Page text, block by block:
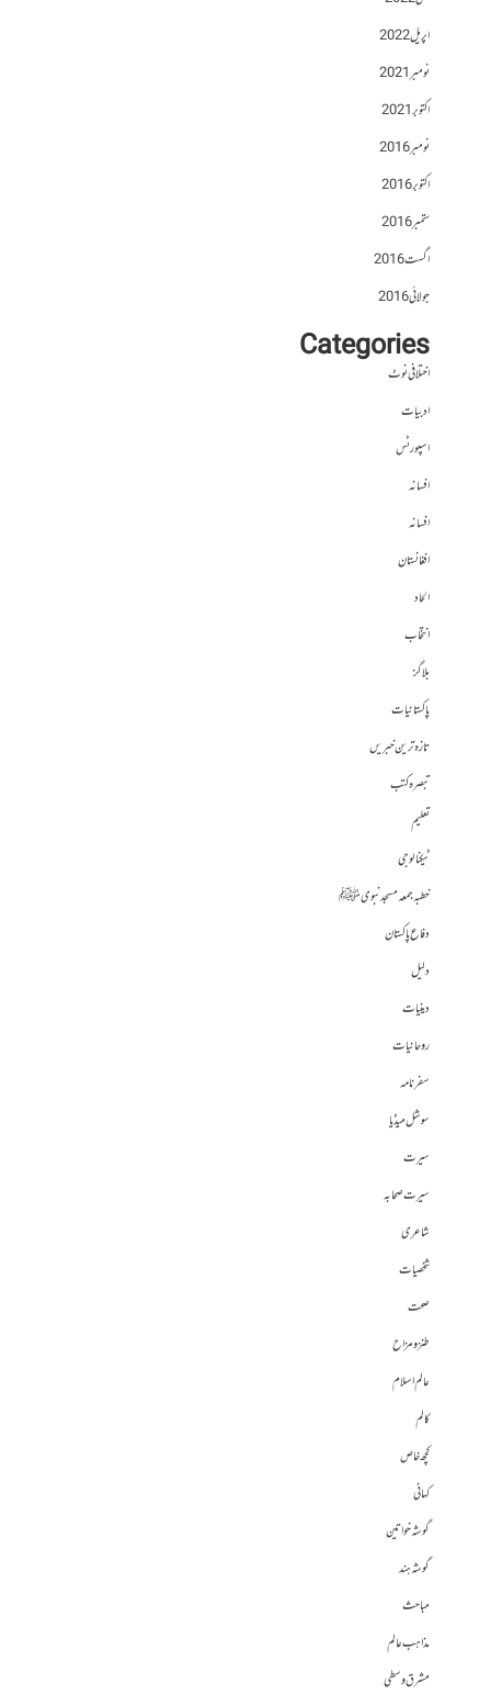
اپریل 2022
نومبر 2021
اکتوبر 2021
نومبر 2016
اکتوبر 2016
ستمبر 2016
اگست 2016
جولائی 2016
Categories
اختلافی نوٹ
ادبیات
اسپورٹس
افسانہ
افسانہ
افغانستان
الحاد
انتخاب
بلاگز
پاکستانیات
تازہ ترین خبریں
تبصرہ کتب
تعلیم
ٹیکنالوجی
خطبہ جمعہ مسجد نبوی ﷺ
دفاع پاکستان
دلیل
دینیات
روحانیات
سفرنامہ
سوشل میڈیا
سیرت
سیرت صحابہ
شاعری
شخصیات
صحت
طنز و مزاح
عالم اسلام
کالم
کچھ خاص
کہانی
گوشہ خواتین
گوشہ ہند
مباحث
مذاہب عالم
مشرق وسطی